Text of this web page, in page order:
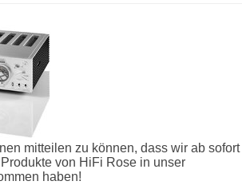
mitteilen zu können, dass wir ab sofort
von HiFi Rose in unser
haben!